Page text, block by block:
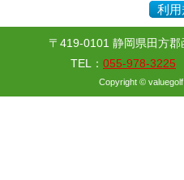
利
〒419-0101 静岡県田方
TEL： 055-978-3225
Copyright ©